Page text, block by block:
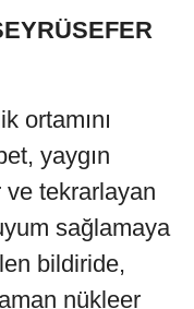
ortamını
yaygın
ve tekrarlayan
sağlamaya
bildiride,
nükleer